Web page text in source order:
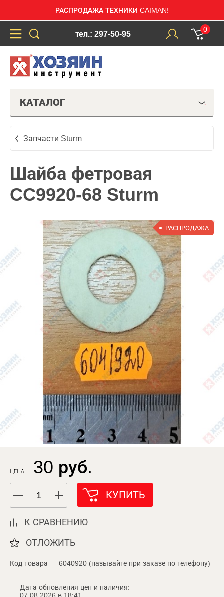
РАСПРОДАЖА ТЕХНИКИ CAIMAN!
тел.: 297-50-95
0
КАТАЛОГ
Запчасти Sturm
Шайба фетровая
CC9920-68 Sturm
РАСПРОДАЖА
ЦЕНА 30 руб.
КУПИТЬ
К СРАВНЕНИЮ
ОТЛОЖИТЬ
Код товара — 6040920 (называйте при заказе по телефону)
Дата обновления цен и наличия: